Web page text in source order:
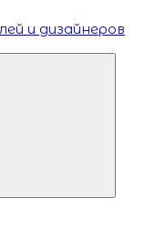
и дизайнеров